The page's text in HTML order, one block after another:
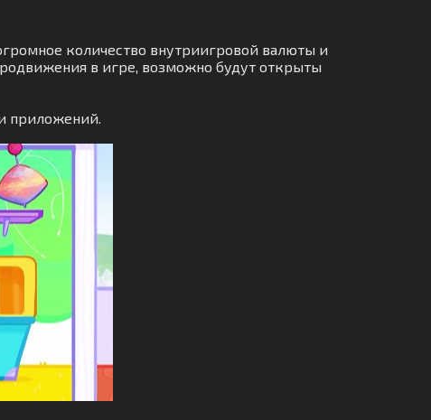
количество внутриигровой валюты и
в игре, возможно будут открыты
приложений.